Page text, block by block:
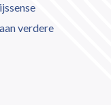
verdere